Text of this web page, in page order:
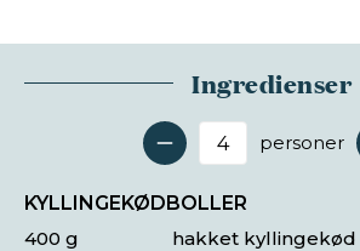
Ingredienser
Antal
personer
KYLLINGEKØDBOLLER
hakket kyllingekød
400 g